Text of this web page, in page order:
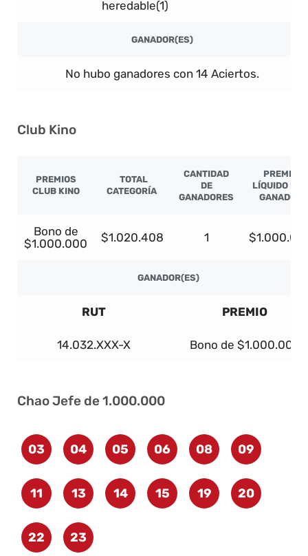
heredable(1)
GANADOR(ES)
No hubo ganadores con 14 Aciertos.
Club Kino
PREMIOS
CLUB KINO
TOTAL
CATEGORÍA
CANTIDAD
DE
GANADORES
PREMIO
LÍQUIDO POR
GANADOR
Bono de
$1.000.000
$1.020.408 1
GANADOR(ES)
RUT PREMIO
14.032.XXX-X Bono de $1.000.000
Chao Jefe de 1.000.000
03 04 05 06 08 09
11 13 14 15 19 20
22 23